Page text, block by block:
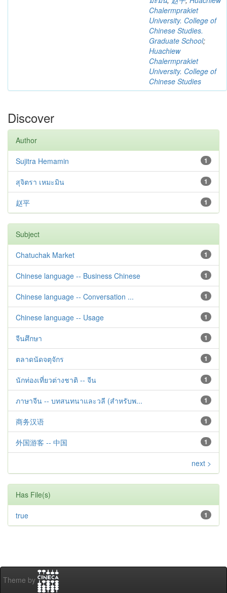
Chalermprakiet
University. College of
Chinese Studies.
Graduate School;
Huachiew
Chalermprakiet
University. College of
Chinese Studies
Discover
Author
1
Sujitra Hemamin
1
สุจิตรา เหมะมิน
1
赵平
Subject
1
Chatuchak Market
1
Chinese language -- Business Chinese
1
Chinese language -- Conversation ...
1
Chinese language -- Usage
1
จีนศึกษา
1
ตลาดนัดจตุจักร
1
นักท่องเที่ยวต่างชาติ -- จีน
1
ภาษาจีน -- บทสนทนาและวลี (สำหรับพ...
1
商务汉语
1
外国游客 -- 中国
next >
Has File(s)
1
true
Theme by